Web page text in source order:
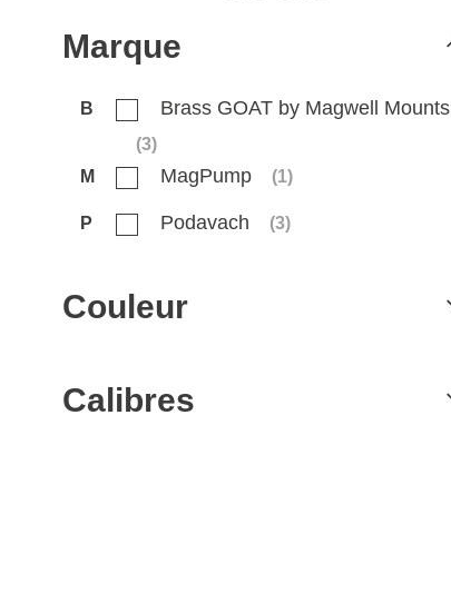
Marque
B Brass GOAT by Magwell Mounts
(3)
M
MagPump (1)
P Podavach (3)
Couleur
Calibres